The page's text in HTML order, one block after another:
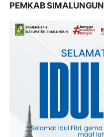
PEMKAB SIMALUNGUN